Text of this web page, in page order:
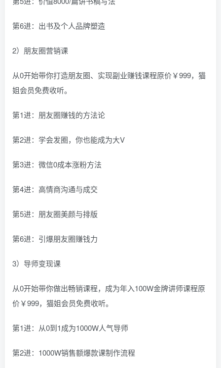
第6进：出书及个人品牌塑造
2）朋友圈营销课
从0开始带你打造朋友圈、实现副业赚钱课程原价￥999，猫
姐会员免费收听。
第1进：朋友圈赚钱的方法论
第2进：学会发圈，你也能成为大V
第3进：微信0成本涨粉方法
第4进：高情商沟通与成交
第5进：朋友圈美颜与排版
第6进：引爆朋友圈赚钱力
3）导师变现课
从0开始带你做出畅销课程，成为年入100W金牌讲师课程原
价￥999，猫姐会员免费收听。
第1进：从0到1成为1000W人气导师
第2进：1000W销售额爆款课制作流程